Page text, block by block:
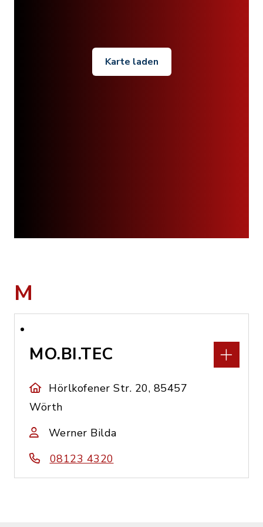
Karte laden
M
MO.BI.TEC
Hörlkofener Str. 20, 85457
Wörth
Werner Bilda
08123 4320